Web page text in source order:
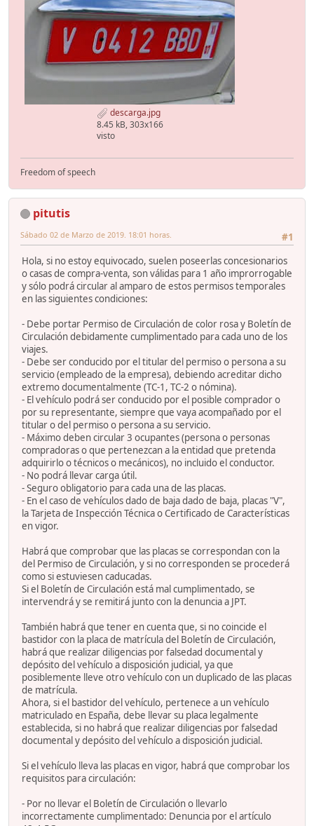
descarga.jpg
8.45 kB, 303x166
visto
Freedom of speech
pitutis
#1
Sábado 02 de Marzo de 2019. 18:01 horas.
Hola, si no estoy equivocado, suelen poseerlas concesionarios
o casas de compra-venta, son válidas para 1 año improrrogable
y sólo podrá circular al amparo de estos permisos temporales
en las siguientes condiciones:
- Debe portar Permiso de Circulación de color rosa y Boletín de
Circulación debidamente cumplimentado para cada uno de los
viajes.
- Debe ser conducido por el titular del permiso o persona a su
servicio (empleado de la empresa), debiendo acreditar dicho
extremo documentalmente (TC-1, TC-2 o nómina).
- El vehículo podrá ser conducido por el posible comprador o
por su representante, siempre que vaya acompañado por el
titular o del permiso o persona a su servicio.
- Máximo deben circular 3 ocupantes (persona o personas
compradoras o que pertenezcan a la entidad que pretenda
adquirirlo o técnicos o mecánicos), no incluido el conductor.
- No podrá llevar carga útil.
- Seguro obligatorio para cada una de las placas.
- En el caso de vehículos dado de baja dado de baja, placas "V",
la Tarjeta de Inspección Técnica o Certificado de Características
en vigor.
Habrá que comprobar que las placas se correspondan con la
del Permiso de Circulación, y si no corresponden se procederá
como si estuviesen caducadas.
Si el Boletín de Circulación está mal cumplimentado, se
intervendrá y se remitirá junto con la denuncia a JPT.
También habrá que tener en cuenta que, si no coincide el
bastidor con la placa de matrícula del Boletín de Circulación,
habrá que realizar diligencias por falsedad documental y
depósito del vehículo a disposición judicial, ya que
posiblemente lleve otro vehículo con un duplicado de las placas
de matrícula.
Ahora, si el bastidor del vehículo, pertenece a un vehículo
matriculado en España, debe llevar su placa legalmente
establecida, si no habrá que realizar diligencias por falsedad
documental y depósito del vehículo a disposición judicial.
Si el vehículo lleva las placas en vigor, habrá que comprobar los
requisitos para circulación:
- Por no llevar el Boletín de Circulación o llevarlo
incorrectamente cumplimentado: Denuncia por el artículo